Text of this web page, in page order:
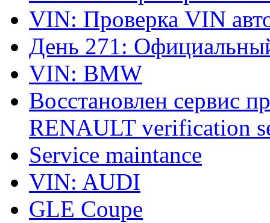
VIN: Проверка VIN
День 271:
VIN: BMW
Восстановлен сервис
RENAULT verification
Service maintance
VIN: AUDI
GLE Coupe